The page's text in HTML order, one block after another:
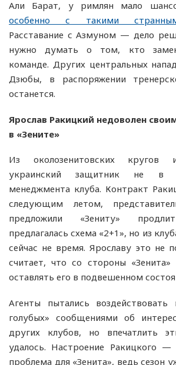
Али Барат, у римлян мало
особенно с такими
Расставание с Азмуном — дело
нужно думать о том, кто
команде. Других центральных
Дзюбы, в распоряжении
останется.
Ярослав Ракицкий недоволен
в «Зените»
Из околозенитовских кругов
украинский защитник не в
менеджмента клуба. Контракт
следующим летом,
предложили «Зениту»
предлагалась схема «2+1», но из
сейчас не время. Ярославу это не
считает, что со стороны «Зенита»
оставлять его в подвешенном
Агенты пытались воздействовать
голубых» сообщениями об
других клубов, но впечатлить
удалось. Настроение Ракицкого —
проблема для «Зенита», ведь сезон